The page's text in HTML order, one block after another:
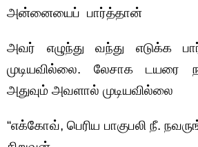
அன்னையைப் பார்த்தான்
அவர் எழுந்து வந்து எடுக்க
முடியவில்லை. லேசாக டயரை
அதுவும் அவளால் முடியவில்லை
“எக்கோவ், பெரிய பாகுபலி நீ.